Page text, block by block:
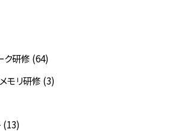
ク研修 (64)
モリ研修 (3)
(13)